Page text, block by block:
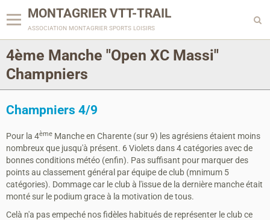
MONTAGRIER VTT-TRAIL
association montagrier sports loisirs
4ème Manche "Open XC Massi"
Champniers
Champniers 4/9
Pour la 4ème Manche en Charente (sur 9) les agrésiens étaient moins
nombreux que jusqu'à présent. 6 Violets dans 4 catégories avec de
bonnes conditions météo (enfin). Pas suffisant pour marquer des
points au classement général par équipe de club (mnimum 5
catégories). Dommage car le club à l'issue de la dernière manche était
monté sur le podium grace à la motivation de tous.
Celà n'a pas empeché nos fidèles habitués de représenter le club ce